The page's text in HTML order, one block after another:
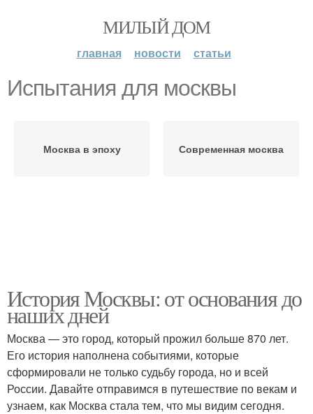
МИЛЫЙ ДОМ
главная новости статьи
Испытания для москвы
Москва в эпоху Современная москва
История Москвы: от основания до
наших дней
Москва — это город, который прожил больше 870 лет.
Его история наполнена событиями, которые
сформировали не только судьбу города, но и всей
России. Давайте отправимся в путешествие по векам и
узнаем, как Москва стала тем, что мы видим сегодня.